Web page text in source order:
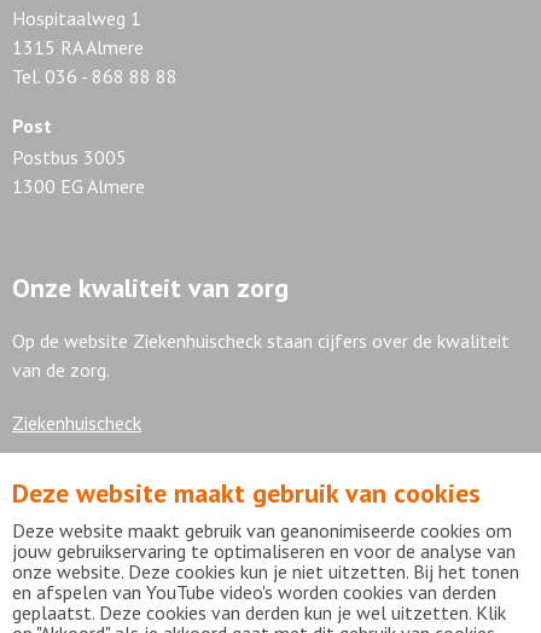
Hospitaalweg 1
1315 RA Almere
Tel. 036 - 868 88 88
Post
Postbus 3005
1300 EG Almere
Onze kwaliteit van zorg
Op de website Ziekenhuischeck staan cijfers over de kwaliteit
van de zorg.
Ziekenhuischeck
7,9
Bekijk alle waarderingen
Deze website maakt gebruik van cookies
Deze website maakt gebruik van geanonimiseerde cookies om
jouw gebruikservaring te optimaliseren en voor de analyse van
onze website. Deze cookies kun je niet uitzetten. Bij het tonen
en afspelen van YouTube video's worden cookies van derden
geplaatst. Deze cookies van derden kun je wel uitzetten. Klik